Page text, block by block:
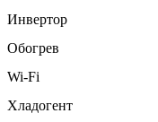
Инвертор
Обогрев
Wi-Fi
Хладогент